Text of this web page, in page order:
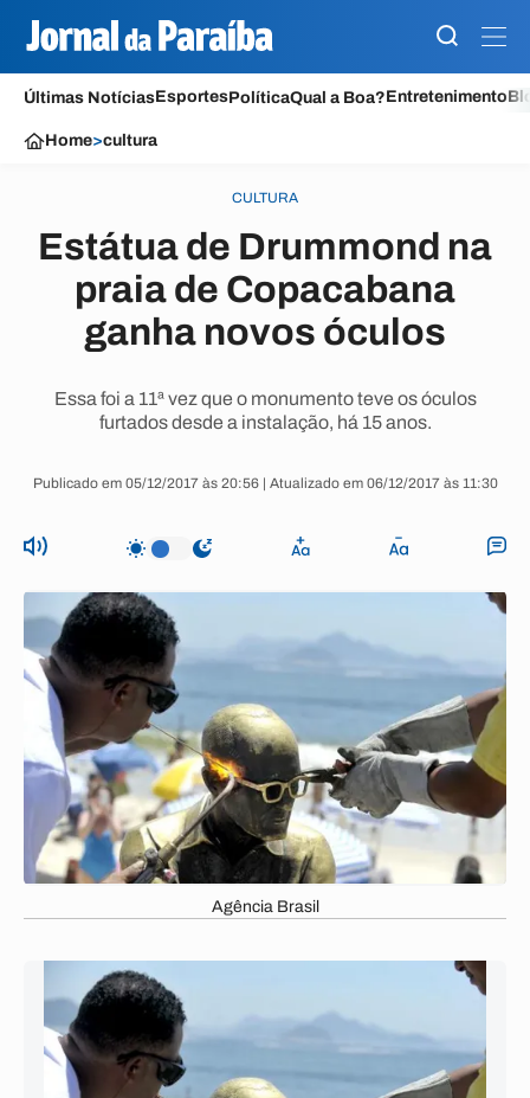
Últimas NotíciasEsportesPolíticaQual a Boa?Entretenimento
Home>cultura
CULTURA
Estátua de Drummond na
praia de Copacabana
ganha novos óculos
Essa foi a 11ª vez que o monumento teve os óculos
furtados desde a instalação, há 15 anos.
Publicado em 05/12/2017 às 20:56 | Atualizado em 06/12/2017 às 11:30
Agência Brasil